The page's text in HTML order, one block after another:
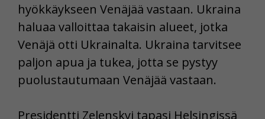
hyökkäykseen Venäjää vastaan. Ukraina
haluaa valloittaa takaisin alueet, jotka
Venäjä otti Ukrainalta. Ukraina tarvitsee
paljon apua ja tukea, jotta se pystyy
puolustautumaan Venäjää vastaan.
Presidentti Zelenskyi tapasi Helsingissä